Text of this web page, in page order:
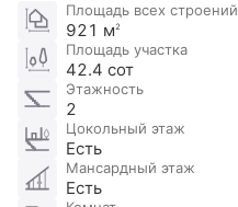
Площадь всех строений
921 м2
Площадь участка
42.4 сот
Этажность
2
Цокольный этаж
Есть
Мансардный этаж
Есть